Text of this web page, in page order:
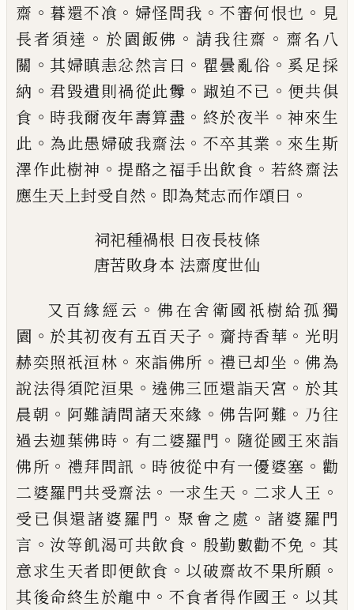
齋 。 暮還不飡 。 婦怪問我 。不審何恨也 。 見
長者須達 。 於園飯佛 。 請我往齋 。 齋名八
關 。其婦瞋恚忿然言曰 。 瞿曇亂俗 。 奚足採
納 。 君毀遺則禍從此釁 。 踧迫不已 。 便共俱
食 。 時我爾夜年壽算盡 。 終於夜半 。神來生
此 。 為此愚婦破我齋法 。 不卒其業 。 來生斯
澤作此樹神 。提酪之福手出飲食 。 若終齋法
應生天上封受自然 。 即為梵志而作頌曰 。
祠祀種禍根 日夜長枝條
唐苦敗身本 法齋度世仙
又百緣經云 。佛在舍衛國祇樹給孤獨
園 。 於其初夜有五百天子 。 齎持香華 。 光明
赫奕照祇洹林 。 來詣佛所 。 禮已却坐 。佛為
說法得須陀洹果 。 遶佛三匝還詣天宮 。 於其
晨朝 。 阿難請問諸天來緣 。佛告阿難 。 乃往
過去迦葉佛時 。 有二婆羅門 。 隨從國王來詣
佛所 。 禮拜問訊 。 時彼從中有一優婆塞 。 勸
二婆羅門共受齋法 。 一求生天 。 二求人王 。
受已俱還諸婆羅門 。 聚會之處 。諸婆羅門
言 。 汝等飢渴可共飲食 。 殷勤數勸不免 。 其
意求生天者即便飲食 。 以破齋故不果所願 。
其後命終生於龍中 。 不食者得作國王 。 以其